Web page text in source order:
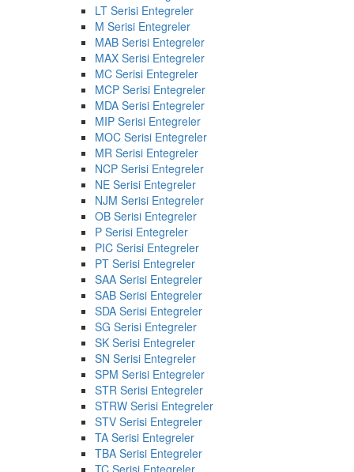
LT Serisi Entegreler
M Serisi Entegreler
MAB Serisi Entegreler
MAX Serisi Entegreler
MC Serisi Entegreler
MCP Serisi Entegreler
MDA Serisi Entegreler
MIP Serisi Entegreler
MOC Serisi Entegreler
MR Serisi Entegreler
NCP Serisi Entegreler
NE Serisi Entegreler
NJM Serisi Entegreler
OB Serisi Entegreler
P Serisi Entegreler
PIC Serisi Entegreler
PT Serisi Entegreler
SAA Serisi Entegreler
SAB Serisi Entegreler
SDA Serisi Entegreler
SG Serisi Entegreler
SK Serisi Entegreler
SN Serisi Entegreler
SPM Serisi Entegreler
STR Serisi Entegreler
STRW Serisi Entegreler
STV Serisi Entegreler
TA Serisi Entegreler
TBA Serisi Entegreler